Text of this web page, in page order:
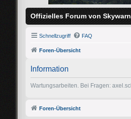
Offizielles Forum von
Schnellzugriff FAQ
Foren-Übersicht
Information
Wartungsarbeiten. Bei Fragen:
Foren-Übersicht